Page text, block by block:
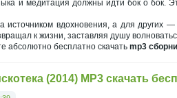
и медитация должны идти бок о
источником вдохновения, а для других
к жизни, заставляя душу
абсолютно бесплатно скачать mp3
на правах
(2014) МР3 скачать